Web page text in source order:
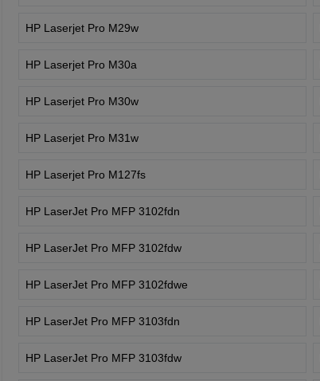
HP Laserjet Pro M29w
HP Laserjet Pro M30a
HP Laserjet Pro M30w
HP Laserjet Pro M31w
HP Laserjet Pro M127fs
HP LaserJet Pro MFP 3102fdn
HP LaserJet Pro MFP 3102fdw
HP LaserJet Pro MFP 3102fdwe
HP LaserJet Pro MFP 3103fdn
HP LaserJet Pro MFP 3103fdw